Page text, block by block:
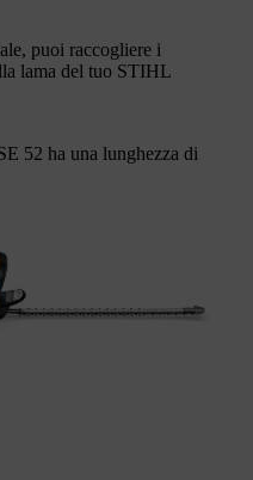
puoi raccogliere i
lama del tuo STIHL
52 ha una lunghezza di